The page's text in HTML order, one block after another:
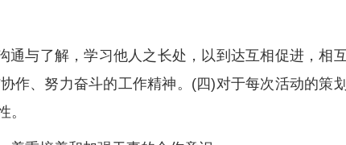
通与了解，学习他人之长处，以到达互相促进，相
作、努力奋斗的工作精神。(四)对于每次活动的策划
。